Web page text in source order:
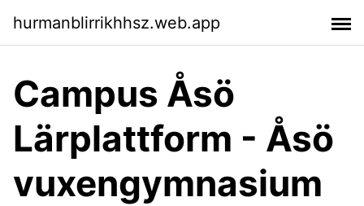
hurmanblirrikhhsz.web.app
Campus Åsö
Lärplattform - Åsö
vuxengymnasium